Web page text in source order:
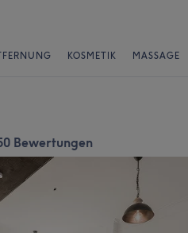
KOSMETIK MASSAGE
Bewertungen